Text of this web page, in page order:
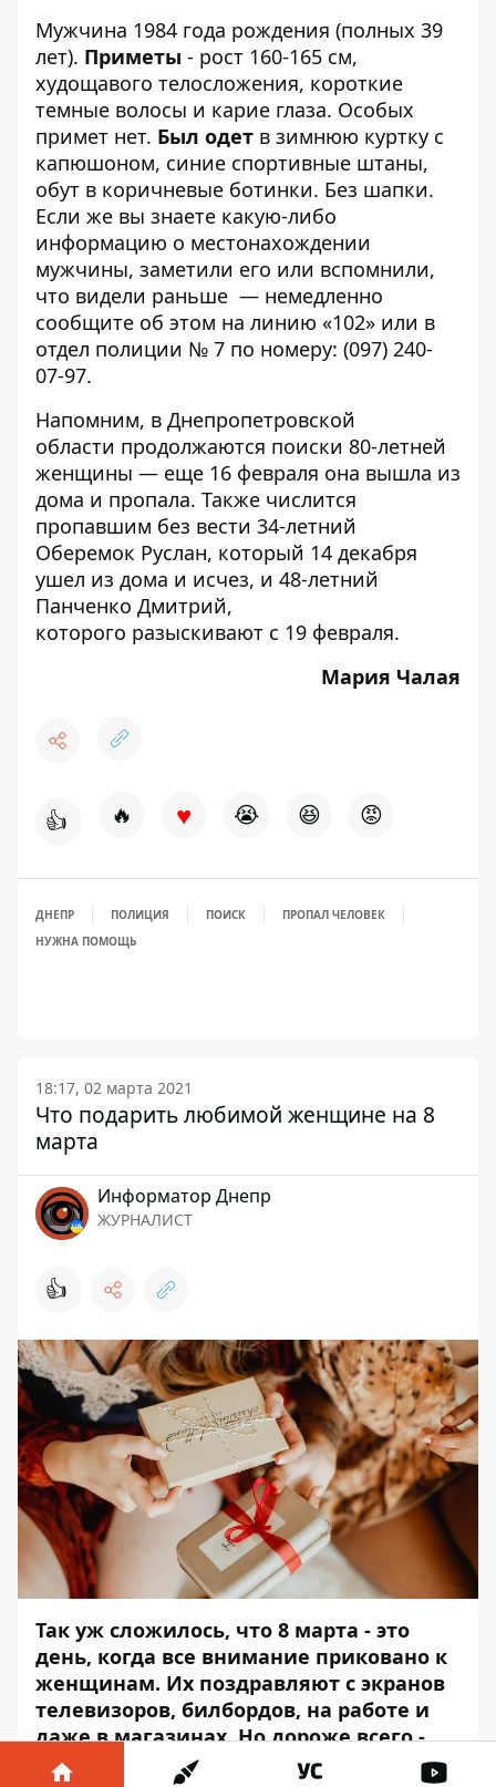
Мужчина 1984 года рождения (полных 39
лет). Приметы - рост 160-165 см,
худощавого телосложения, короткие
темные волосы и карие глаза. Особых
примет нет. Был одет в зимнюю куртку с
капюшоном, синие спортивные штаны,
обут в коричневые ботинки. Без шапки.
Если же вы знаете какую-либо
информацию о местонахождении
мужчины, заметили его или вспомнили,
что видели раньше — немедленно
сообщите об этом на линию «102» или в
отдел полиции № 7 по номеру: (097) 240-
07-97.
Напомним, в Днепропетровской
области продолжаются поиски 80-летней
женщины — еще 16 февраля она вышла из
дома и пропала. Также числится
пропавшим без вести 34-летний
Оберемок Руслан, который 14 декабря
ушел из дома и исчез, и 48-летний
Панченко Дмитрий,
которого разыскивают с 19 февраля.
Мария Чалая
👍 🔥 ♥ 😭 😆 😡
ДНЕПР ПОЛИЦИЯ ПОИСК
ПРОПАЛ ЧЕЛОВЕК
НУЖНА ПОМОЩЬ
18:17, 02 марта 2021
Что подарить любимой женщине на 8
марта
Информатор Днепр
ЖУРНАЛИСТ
👍
Так уж сложилось, что 8 марта - это
день, когда все внимание приковано к
женщинам. Их поздравляют с экранов
телевизоров, билбордов, на работе и
даже в магазинах. Но дороже всего -
это забота любимого человека.